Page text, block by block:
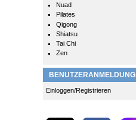
Nuad
Pilates
Qigong
Shiatsu
Tai Chi
Zen
BENUTZERANMELDUNG
Einloggen/Registrieren